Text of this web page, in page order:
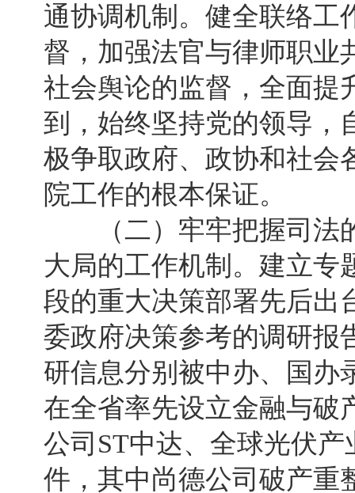
通协调机制。健全联络工
督，加强法官与律师职业
社会舆论的监督，全面提
到，始终坚持党的领导，
极争取政府、政协和社会
院工作的根本保证。
（二）牢牢把握司法
大局的工作机制。建立专
段的重大决策部署先后出
委政府决策参考的调研报
研信息分别被中办、国办
在全省率先设立金融与破
公司ST中达、全球光伏
件，其中尚德公司破产重